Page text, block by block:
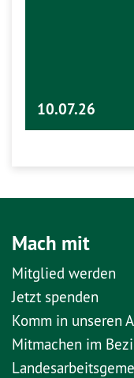
10.07.26
Mach mit
Mitglied werden
Jetzt spenden
Komm in unseren
Mitmachen im